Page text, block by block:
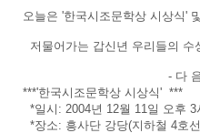
오늘은 '한국시조문학상 시상식'
저물어가는 갑신년 우리들의
- 다 음
***'한국시조문학상 시상식' ***
*일시: 2004년 12월 11일 오후 3
*장소: 흥사단 강당(지하철 4호